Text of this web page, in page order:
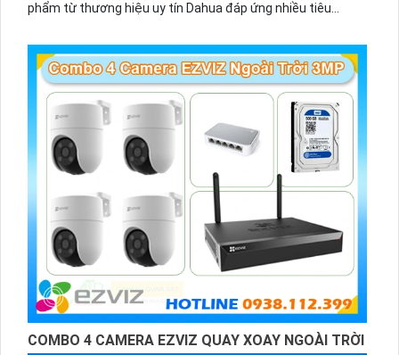
phẩm từ thương hiệu uy tín Dahua đáp ứng nhiều tiêu
COMBO 4 CAMERA EZVIZ QUAY XOAY NGOÀI TRỜI